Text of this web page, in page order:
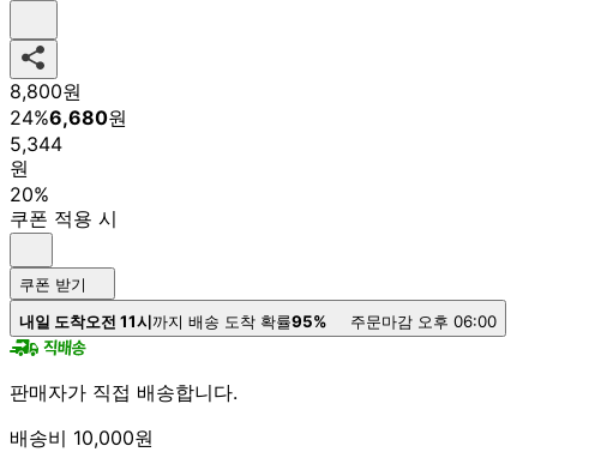
8,800원
24%6,680원
5,344
원
20%
쿠폰 적용 시
쿠폰 받기
내일 도착오전 11시까지 배송 도착 확률95% 주문마감 오후 06:00
판매자가 직접 배송합니다.
배송비 10,000원